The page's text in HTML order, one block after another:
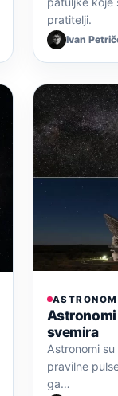
pratitelji.
Ivan
svemira
Astronomi
pravilne
ga…